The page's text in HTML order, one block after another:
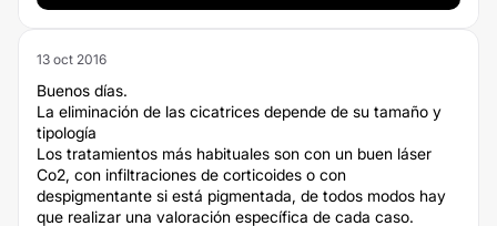
13 oct 2016
Buenos días.
La eliminación de las cicatrices depende de su tamaño y
tipología
Los tratamientos más habituales son con un buen láser
Co2, con infiltraciones de corticoides o con
despigmentante si está pigmentada, de todos modos hay
que realizar una valoración específica de cada caso.